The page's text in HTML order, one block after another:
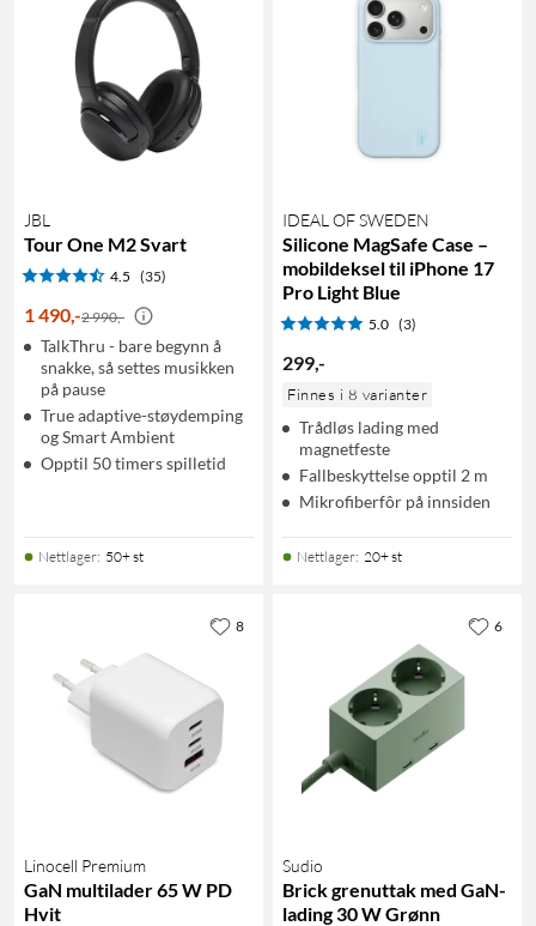
JBL
Tour One M2 Svart
4.5 (35)
1 490,-2 990,-
TalkThru - bare begynn å
snakke, så settes musikken
på pause
True adaptive-støydemping
og Smart Ambient
Opptil 50 timers spilletid
Nettlager: 50+ st
IDEAL OF SWEDEN
Silicone MagSafe Case –
mobildeksel til iPhone 17
Pro Light Blue
5.0 (3)
299,-
Finnes i 8 varianter
Trådløs lading med
magnetfeste
Fallbeskyttelse opptil 2 m
Mikrofiberfôr på innsiden
Nettlager: 20+ st
Linocell Premium
GaN multilader 65 W PD
Hvit
8
Sudio
Brick grenuttak med GaN-
lading 30 W Grønn
6